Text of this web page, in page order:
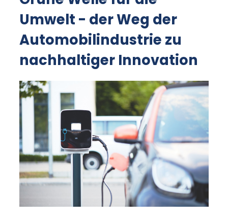
Umwelt - der Weg der
Automobilindustrie zu
nachhaltiger Innovation